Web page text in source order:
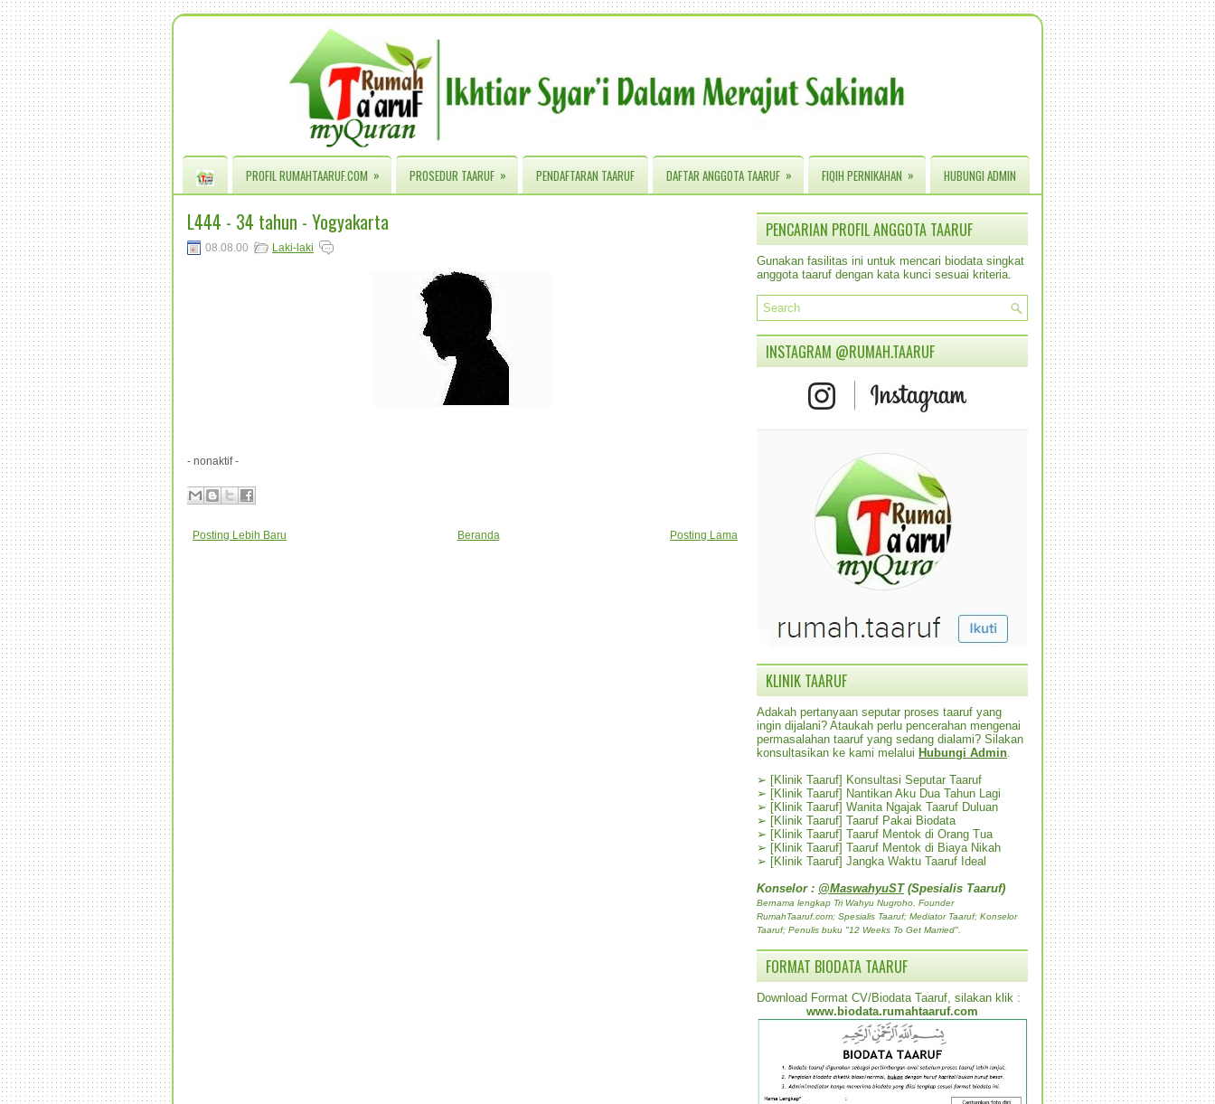
PROFIL RUMAHTAARUF.COM » PROSEDUR TAARUF » PENDAFTARAN TAARUF DAFTAR ANGGOTA TAARUF » FIQIH PERNIKAHAN » HUBUNGI ADMIN
L444 - 34 tahun - Yogyakarta
08.08.00 Laki-laki
- nonaktif -
Posting Lebih Baru Posting Lama
Beranda
PENCARIAN PROFIL ANGGOTA TAARUF
Gunakan fasilitas ini untuk mencari biodata singkat
anggota taaruf dengan kata kunci sesuai kriteria.
INSTAGRAM @RUMAH.TAARUF
KLINIK TAARUF
Adakah pertanyaan seputar proses taaruf yang
ingin dijalani? Ataukah perlu pencerahan mengenai
permasalahan taaruf yang sedang dialami? Silakan
konsultasikan ke kami melalui Hubungi Admin
➢ [Klinik Taaruf] Konsultasi Seputar Taaruf
➢ [Klinik Taaruf] Nantikan Aku Dua Tahun Lagi
➢ [Klinik Taaruf] Wanita Ngajak Taaruf Duluan
➢ [Klinik Taaruf] Taaruf Pakai Biodata
➢ [Klinik Taaruf] Taaruf Mentok di Orang Tua
➢ [Klinik Taaruf] Taaruf Mentok di Biaya Nikah
➢ [Klinik Taaruf] Jangka Waktu Taaruf Ideal
Konselor : @MaswahyuST(Spesialis Taaruf)
Bernama lengkap Tri Wahyu Nugroho. Founder
RumahTaaruf.com; Spesialis Taaruf; Mediator Taaruf; Konselor
Taaruf; Penulis buku "12 Weeks To Get Married".
FORMAT BIODATA TAARUF
Download Format CV/Biodata Taaruf, silakan klik :
www.biodata.rumahtaaruf.com